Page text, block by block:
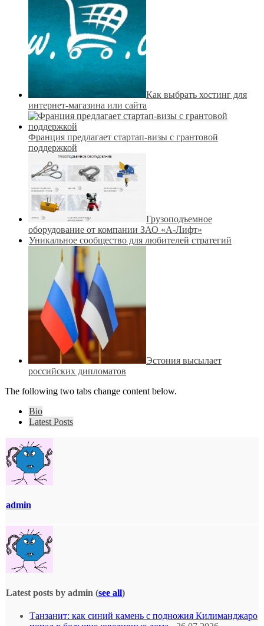
Как выбрать хостинг для
интернет-магазина или сайта
Франция предлагает стартап-визы с грантовой
поддержкой
Грузоподъемное
оборудование от компании ЗАО «А-Лифт»
Уникальное сообщество для любителей стратегий
Эстония высылает
российских дипломатов
The following two tabs change content below.
Bio
Latest Posts
admin
Latest posts by admin (see all)
Танзанит: как синий камень с подножия Килиманджаро